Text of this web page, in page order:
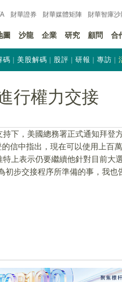
財華證券 財華媒體矩陣 財華智庫沙
圖 沙龍 企業 研究 顧問 合
碼 美股解碼 股評 研報 專訪
行權力交接
下，美國總務署正式通知拜登
信中指出，現在可以使用上百
上表示仍要繼續他針對目前大
步交接程序所準備的事，我也